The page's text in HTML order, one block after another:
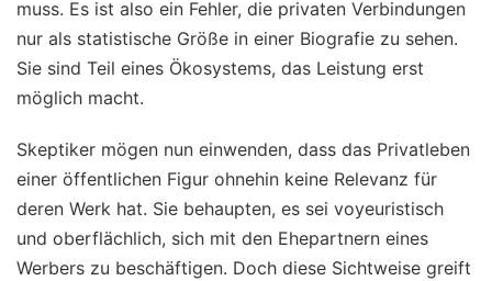
muss. Es ist also ein Fehler, die privaten Verbindungen
nur als statistische Größe in einer Biografie zu sehen.
Sie sind Teil eines Ökosystems, das Leistung erst
möglich macht.
Skeptiker mögen nun einwenden, dass das Privatleben
einer öffentlichen Figur ohnehin keine Relevanz für
deren Werk hat. Sie behaupten, es sei voyeuristisch
und oberflächlich, sich mit den Ehepartnern eines
Werbers zu beschäftigen. Doch diese Sichtweise greift